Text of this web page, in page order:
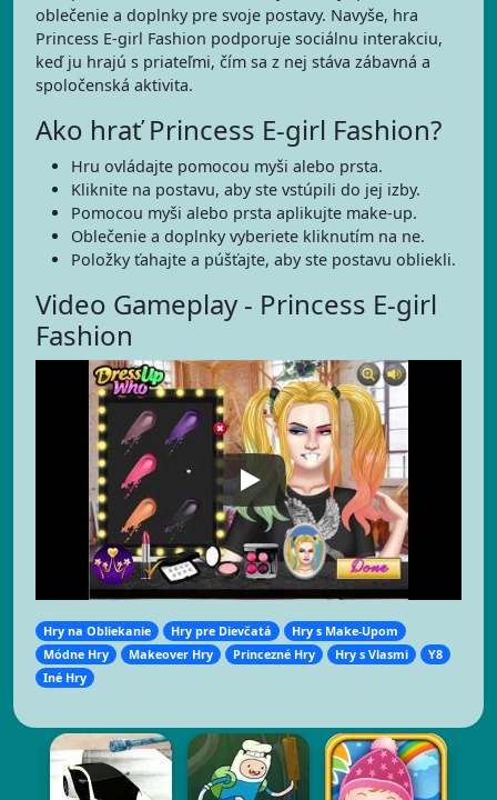
oblečenie a doplnky pre svoje postavy. Navyše, hra
Princess E-girl Fashion podporuje sociálnu interakciu,
keď ju hrajú s priateľmi, čím sa z nej stáva zábavná a
spoločenská aktivita.
Ako hrať Princess E-girl Fashion?
Hru ovládajte pomocou myši alebo prsta.
Kliknite na postavu, aby ste vstúpili do jej izby.
Pomocou myši alebo prsta aplikujte make-up.
Oblečenie a doplnky vyberiete kliknutím na ne.
Položky ťahajte a púšťajte, aby ste postavu obliekli.
Video Gameplay - Princess E-girl
Fashion
Hry na Obliekanie Hry pre Dievčatá
Hry s Make-Upom
Módne Hry
Makeover Hry Princezné Hry Hry s Vlasmi
Y8
Iné Hry